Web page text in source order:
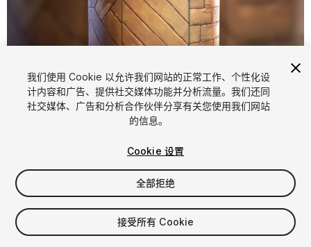
1/25
$20
增值税将在结算时计算
我们使用 Cookie 以允许我们网站的正常工作、个性化设
计内容和广告、提供社交媒体功能并分析流量。我们还同
社交媒体、广告和分析合作伙伴分享有关您使用我们网站
的信息。
Cookie 设置
全部拒绝
接受所有 Cookie